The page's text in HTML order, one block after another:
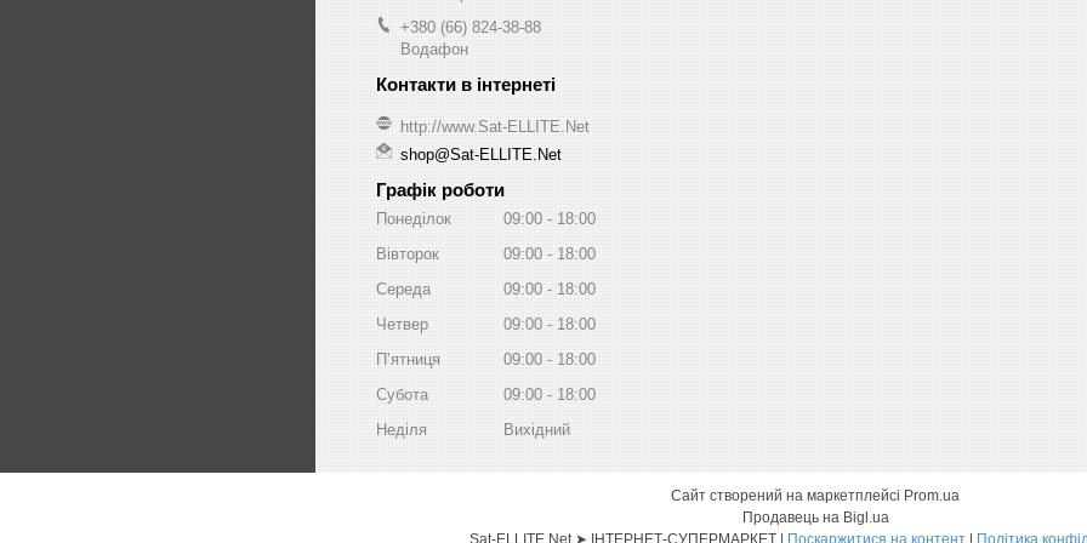
+380 (66) 824-38-88
Водафон
http://www.Sat-ELLITE.Net
shop@Sat-ELLITE.Net
Графік роботи
Понеділок 09:00
18:00
Вівторок
09:00
18:00
Середа
09:00
18:00
Четвер
09:00
18:00
Пʼятниця
09:00
18:00
Субота
09:00
18:00
Неділя
Вихідний
Сайт створений на маркетплейсі Prom.ua
Продавець на Bigl.ua
Sat-ELLITE.Net ➤ ІНТЕРНЕТ-СУПЕРМАРКЕТ | Поскаржитися на контент | Політика